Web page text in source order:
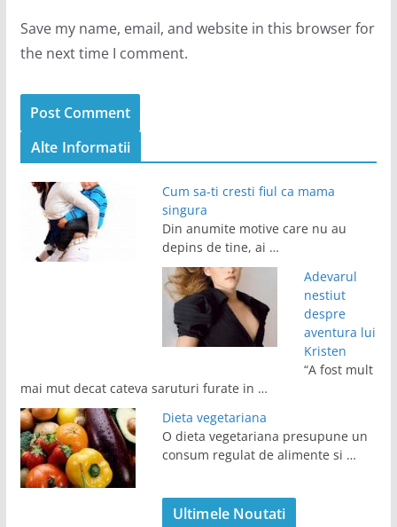
Save my name, email, and website in this browser for
the next time I comment.
Alte Informatii
Cum sa-ti cresti fiul ca mama
singura
Din anumite motive care nu au
depins de tine, ai …
Adevarul
nestiut
despre
aventura lui
Kristen
“A fost mult
mai mut decat cateva saruturi furate in …
Dieta vegetariana
O dieta vegetariana presupune un
consum regulat de alimente si …
Ultimele Noutati